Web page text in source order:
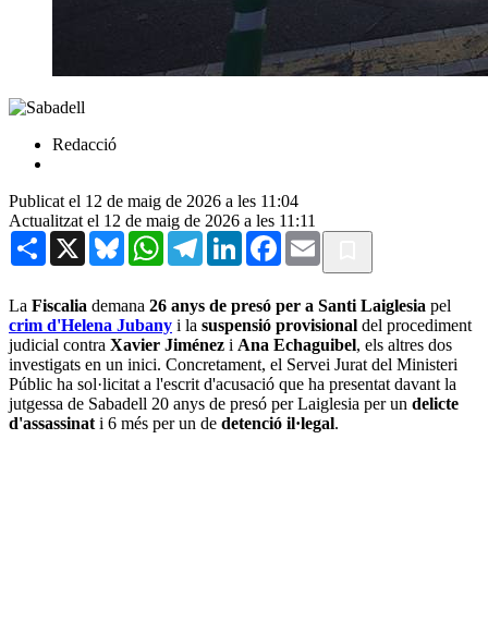
Redacció
Publicat el 12 de maig de 2026 a les 11:04
Actualitzat el 12 de maig de 2026 a les 11:11
Share X BlueskyWhatsAppTelegramLinkedInFacebook
Email
La Fiscalia demana 26 anys de presó per a Santi Laiglesia pel
crim d'Helena Jubany i la suspensió provisional del procediment
judicial contra Xavier Jiménez i Ana Echaguibel, els altres dos
investigats en un inici. Concretament, el Servei Jurat del Ministeri
Públic ha sol·licitat a l'escrit d'acusació que ha presentat davant la
jutgessa de Sabadell 20 anys de presó per Laiglesia per un delicte
d'assassinat i 6 més per un de detenció il·legal.